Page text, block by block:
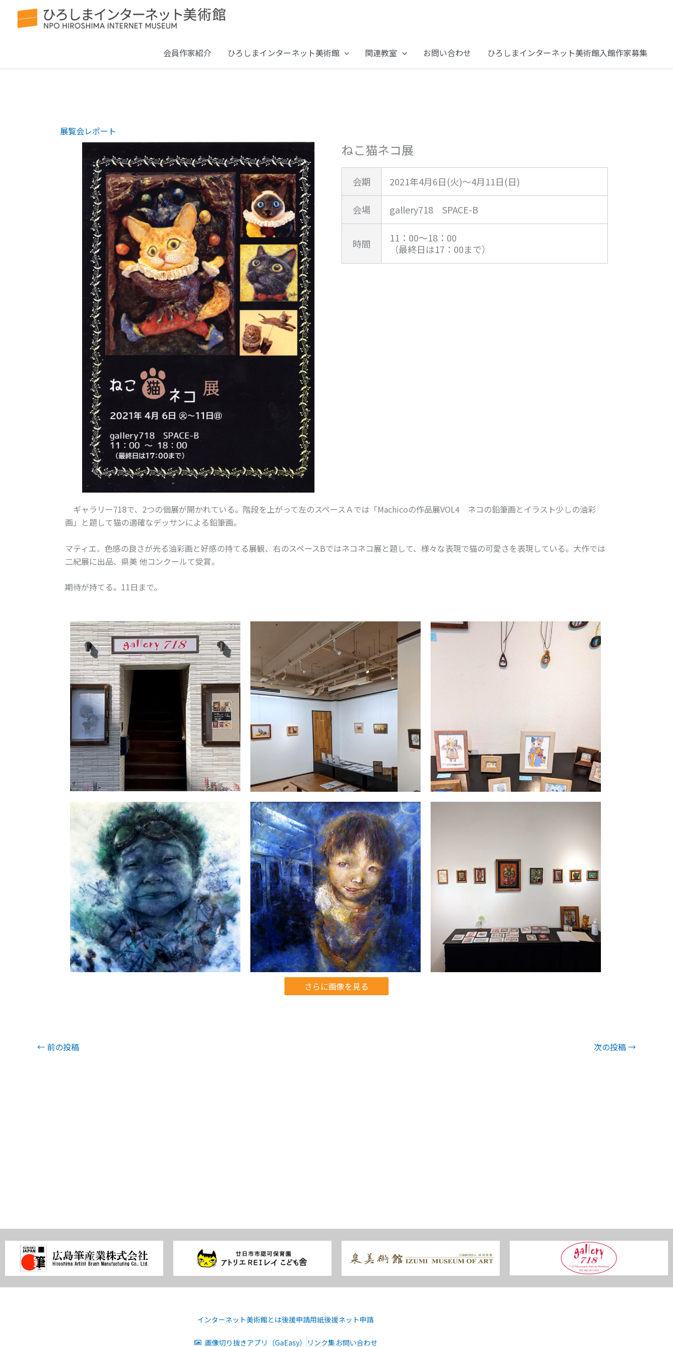
会員作家紹介 ひろしまインターネット美術館 関連教室 お問い合わせ ひろしまインターネット美術館入館作家募集
展覧会レポート
ねこ猫ネコ展
会期 2021年4月6日(火)～4月11日(日)
会場 gallery718 SPACE-B
時間
11：00～18：00
（最終日は17：00まで）
ギャラリー718で、 2つの個展が開かれている。階段を上がって左のスペースＡでは「Machicoの作品展VOL4 ネコの鉛筆画とイラスト少しの油彩
画」と題して猫の適確なデッサンによる鉛筆画。
マティエ、色感の良さが光る油彩画と好感の持てる展観、右のスペースBではネコネコ展と題して、様々な表現で猫の可愛さを表現している。大作では
二紀展に出品、県美 他コンクールて受賞。
期待が持てる。11日まで。
さらに画像を見る
←前の投稿 次の投稿→
インターネット美術館とは後援申請用紙後援ネット申請
画像切り抜きアプリ（GaEasy） リンク集 お問い合わせ